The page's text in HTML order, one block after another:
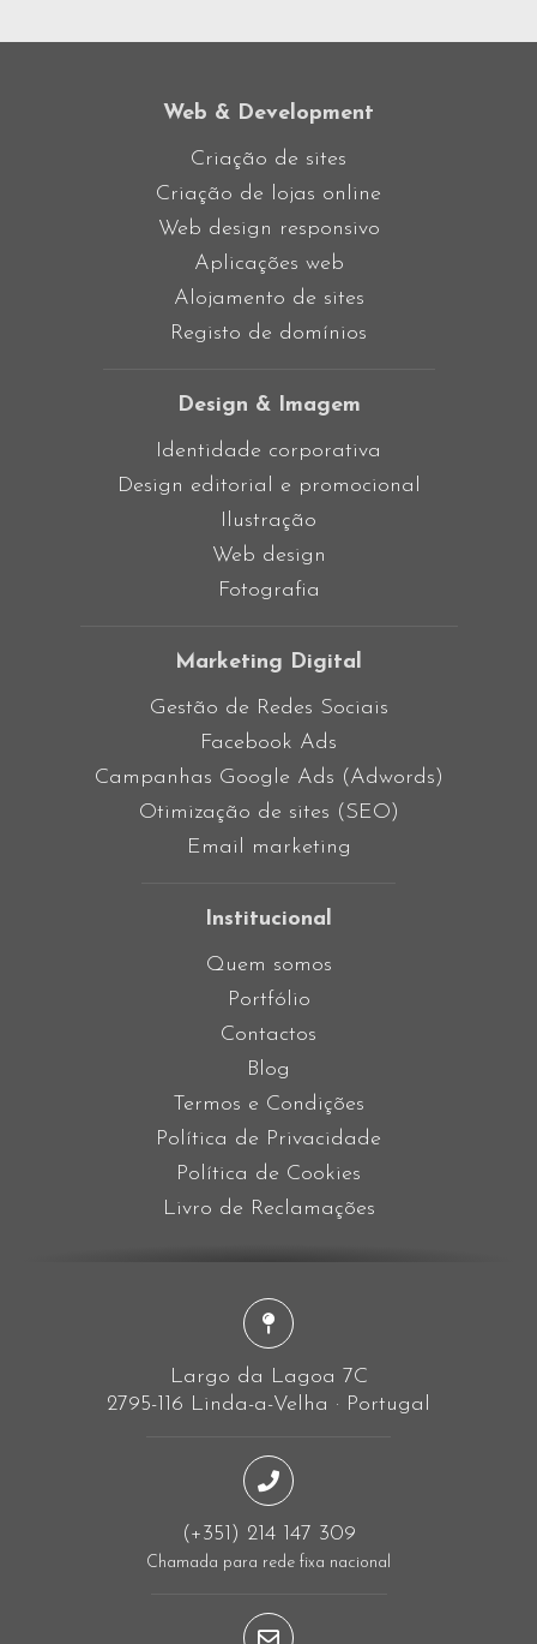
Web & Development
Criação de sites
Criação de lojas online
Web design responsivo
Aplicações web
Alojamento de sites
Registo de domínios
Design & Imagem
Identidade corporativa
Design editorial e promocional
Ilustração
Web design
Fotografia
Marketing Digital
Gestão de Redes Sociais
Facebook Ads
Campanhas Google Ads (Adwords)
Otimização de sites (SEO)
Email marketing
Institucional
Quem somos
Portfólio
Contactos
Blog
Termos e Condições
Política de Privacidade
Política de Cookies
Livro de Reclamações
Largo da Lagoa 7C
2795-116 Linda-a-Velha · Portugal
(+351) 214 147 309
Chamada para rede fixa nacional